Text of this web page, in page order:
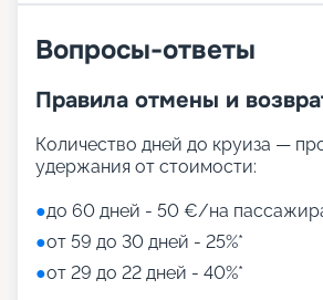
Вопросы-ответы
Правила отмены и
Количество дней до круиза —
удержания от стоимости:
●до 60 дней - 50 €/на
●от 59 до 30 дней - 25%*
●от 29 до 22 дней - 40%*